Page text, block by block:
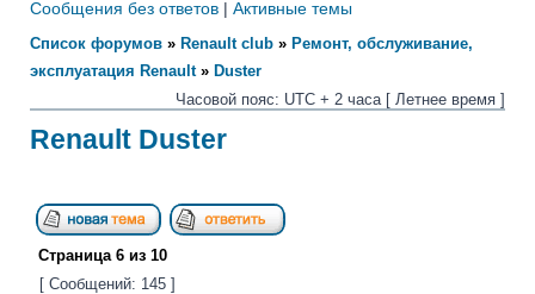
Сообщения без ответов | Активные темы
Список форумов » Renault club » Ремонт, обслуживание,
эксплуатация Renault» Duster
Часовой пояс: UTC + 2 часа [ Летнее время ]
Renault Duster
Страница 6 из 10
[ Сообщений: 145 ]